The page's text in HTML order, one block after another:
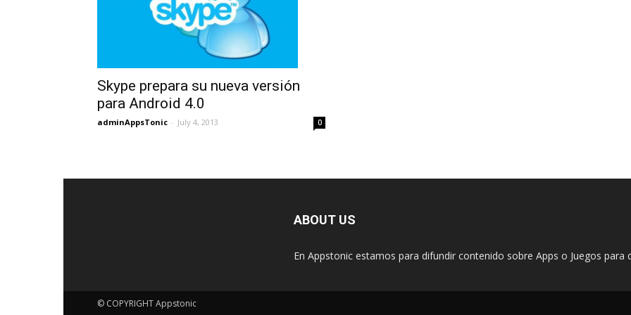
Skype prepara su nueva versión
para Android 4.0
adminAppsTonic - July 4, 2013 0
ABOUT US
En Appstonic estamos para difundir contenido sobre Apps o Juegos para
© COPYRIGHT Appstonic